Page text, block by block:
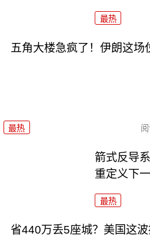
最热
五角大楼急疯了！伊朗这场
最热
箭式反导
重定义下
最热
省440万丢5座城？美国这波